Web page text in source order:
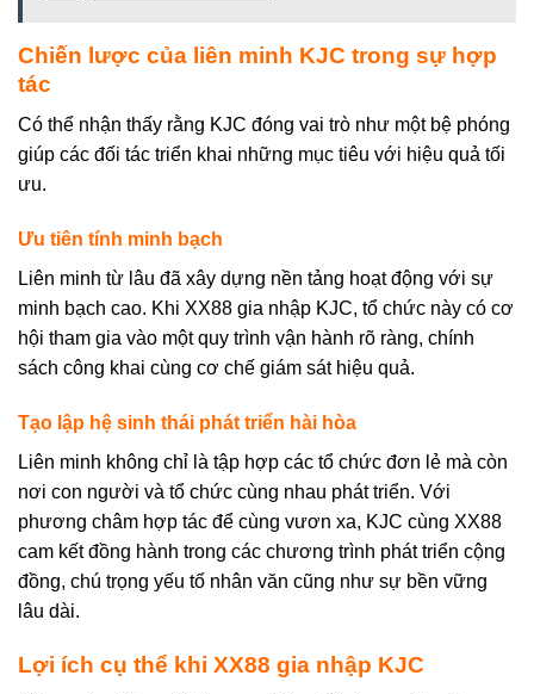
Chiến lược của liên minh KJC trong sự hợp
tác
Có thể nhận thấy rằng KJC đóng vai trò như một bệ phóng
giúp các đối tác triển khai những mục tiêu với hiệu quả tối
ưu.
Ưu tiên tính minh bạch
Liên minh từ lâu đã xây dựng nền tảng hoạt động với sự
minh bạch cao. Khi XX88 gia nhập KJC, tổ chức này có cơ
hội tham gia vào một quy trình vận hành rõ ràng, chính
sách công khai cùng cơ chế giám sát hiệu quả.
Tạo lập hệ sinh thái phát triển hài hòa
Liên minh không chỉ là tập hợp các tổ chức đơn lẻ mà còn
nơi con người và tổ chức cùng nhau phát triển. Với
phương châm hợp tác để cùng vươn xa, KJC cùng XX88
cam kết đồng hành trong các chương trình phát triển cộng
đồng, chú trọng yếu tố nhân văn cũng như sự bền vững
lâu dài.
Lợi ích cụ thể khi XX88 gia nhập KJC